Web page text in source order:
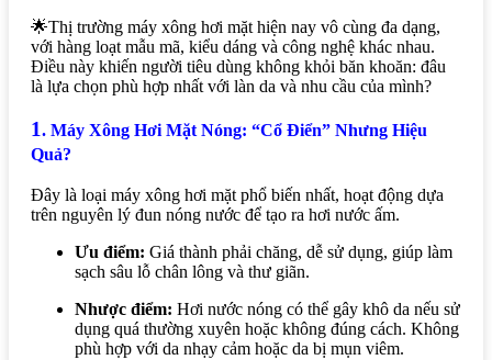
🌟Thị trường máy xông hơi mặt hiện nay vô cùng đa dạng,
với hàng loạt mẫu mã, kiểu dáng và công nghệ khác nhau.
Điều này khiến người tiêu dùng không khỏi băn khoăn: đâu
là lựa chọn phù hợp nhất với làn da và nhu cầu của mình?
1. Máy Xông Hơi Mặt Nóng: “Cổ Điển” Nhưng Hiệu
Quả?
Đây là loại máy xông hơi mặt phổ biến nhất, hoạt động dựa
trên nguyên lý đun nóng nước để tạo ra hơi nước ấm.
Ưu điểm: Giá thành phải chăng, dễ sử dụng, giúp làm
sạch sâu lỗ chân lông và thư giãn.
Nhược điểm: Hơi nước nóng có thể gây khô da nếu sử
dụng quá thường xuyên hoặc không đúng cách. Không
phù hợp với da nhạy cảm hoặc da bị mụn viêm.